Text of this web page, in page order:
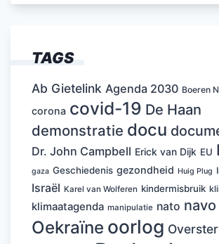
TAGS
Ab Gietelink Agenda 2030 Boeren
corona covid-19 De Haan
demonstratie docu
Dr. John Campbell Erick van Dijk EU
gaza Geschiedenis gezondheid Huig Plug
Israël Karel van Wolferen kindermisbruik
klimaatagenda manipulatie nato navo
Oekraïne oorlog